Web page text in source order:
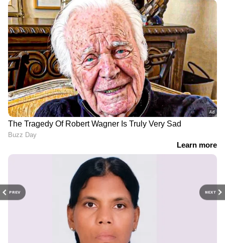
PREV NEXT
'ദൃശ്യത്തിന്‍റെ ആദ്യ ചിന്ത
ആ സംഭവത്തില്‍ നിന്ന്'; 13
വര്‍ഷങ്ങള്‍ക്കിപ്പുറം
വെളിപ്പെടുത്തലുമായി
ജീത്തു ജോസഫ്
ഉറപ്പിക്കാമോ ദിലീഷ്
പോത്തന്‍- മോഹന്‍ലാല്‍
ചിത്രം? ആദ്യമായി
പ്രതികരിച്ച് മന്ത്രി ഷിബു
ബേബി ജോണ്‍
LATEST VIDEOS